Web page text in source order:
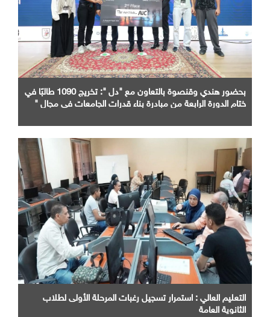
بحضور هندي وقنصوة بالتعاون مع "دل ": تخريج 1090 طالبًا في
ختام الدورة الرابعة من مبادرة بناء قدرات الجامعات في مجال "
التعليم العالي : استمرار تسجيل رغبات المرحلة الأولى لطلاب
الثانوية العامة